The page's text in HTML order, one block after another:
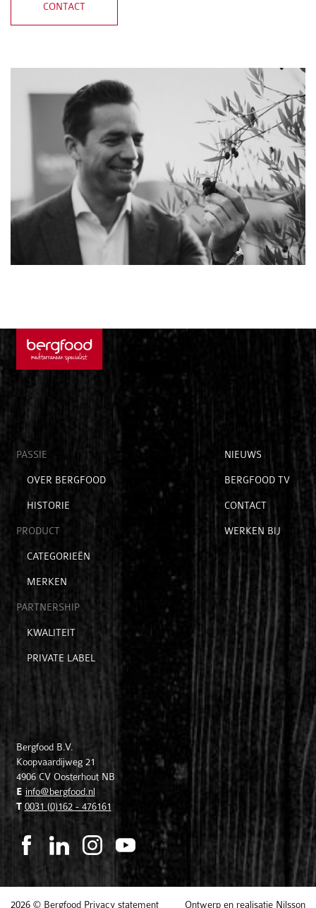
CONTACT
Open
voor
hoofditems
PASSIE
Open
voor
passie
OVER BERGFOOD
HISTORIE
PRODUCT
Open
voor
product
CATEGORIEËN
MERKEN
PARTNERSHIP
Open
voor
KWALITEIT
PRIVATE LABEL
Open
voor
extra
NIEUWS
BERGFOOD TV
CONTACT
WERKEN BIJ
Bergfood B.V.
Koopvaardijweg 21
4906 CV Oosterhout NB
E info@bergfood.nl
T 0031 (0)162 - 476161
2026 © Bergfood Privacy statement Ontwerp en realisatie Nilsson